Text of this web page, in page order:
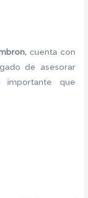
cuenta con
de asesorar
que